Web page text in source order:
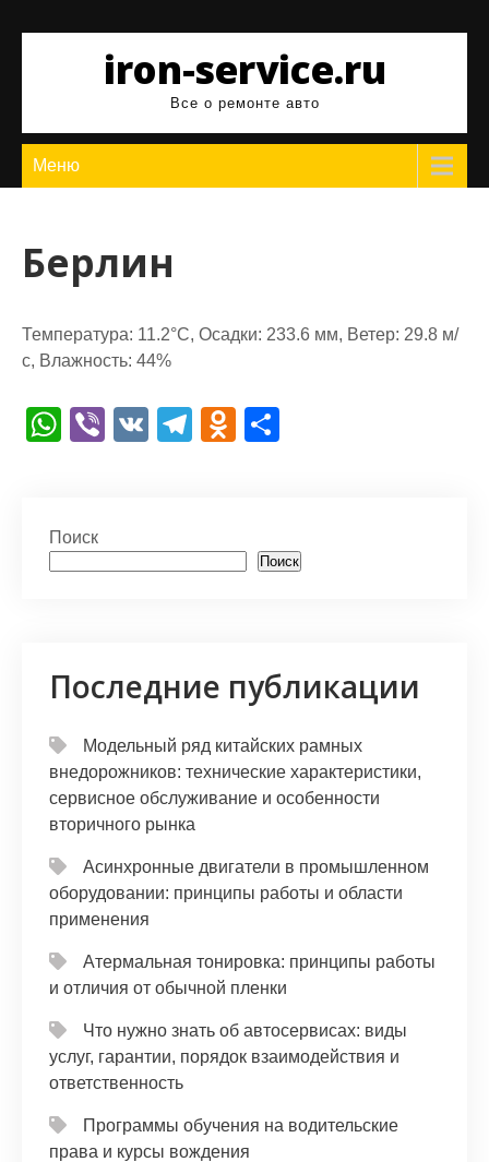
содержимомуiron-service.ru
Все о ремонте авто
Меню
Берлин
Температура: 11.2°C, Осадки: 233.6 мм, Ветер: 29.8 м/
с, Влажность: 44%
W
s
A
Vi
V
T
a
O
kl
ni
ki
а
т
ь
Поиск
Поиск
Последние публикации
Модельный ряд китайских рамных
внедорожников: технические характеристики,
сервисное обслуживание и особенности
вторичного рынка
Асинхронные двигатели в промышленном
оборудовании: принципы работы и области
применения
Атермальная тонировка: принципы работы
и отличия от обычной пленки
Что нужно знать об автосервисах: виды
услуг, гарантии, порядок взаимодействия и
ответственность
Программы обучения на водительские
права и курсы вождения